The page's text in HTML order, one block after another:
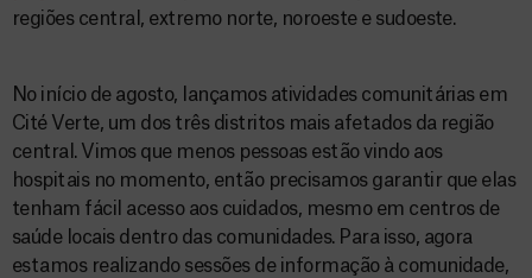
regiões central, extremo norte, noroeste e sudoeste.
No início de agosto, lançamos atividades comunitárias em
Cité Verte, um dos três distritos mais afetados da região
central. Vimos que menos pessoas estão vindo aos
hospitais no momento, então precisamos garantir que elas
tenham fácil acesso aos cuidados, mesmo em centros de
saúde locais dentro das comunidades. Para isso, agora
estamos realizando sessões de informação à comunidade,